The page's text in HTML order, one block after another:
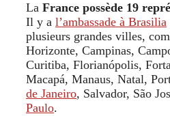
La France possède 19
Il y a l’ambassade à Brasilia
plusieurs grandes villes,
Horizonte, Campinas,
Curitiba, Florianópolis,
Macapá, Manaus, Natal,
de Janeiro, Salvador, São
Paulo.